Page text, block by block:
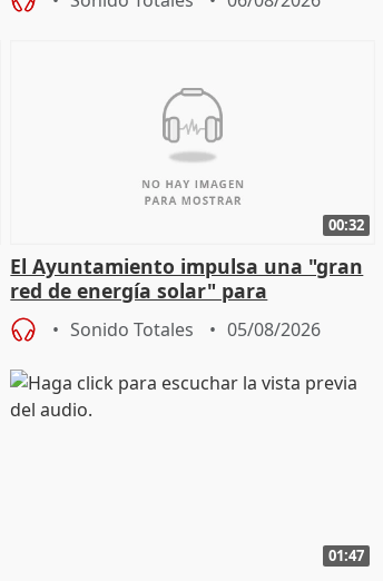
00:32
El Ayuntamiento impulsa una "gran
red de energía solar" para
autoconsumo
Sonido Totales 05/08/2026
01:47